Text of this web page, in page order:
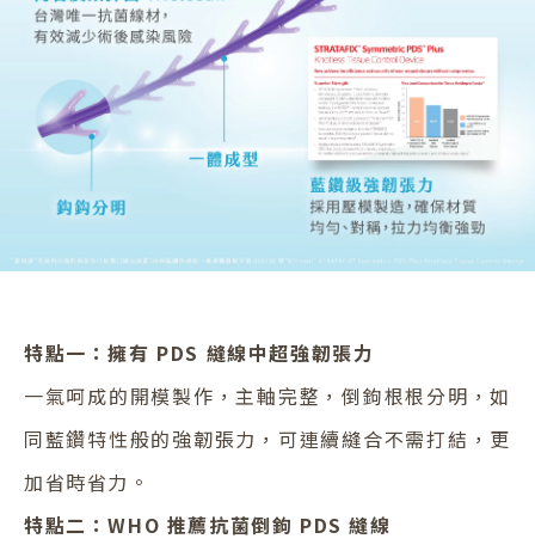
特點一：擁有 PDS 縫線中超強韌張力
一氣呵成的開模製作，主軸完整，倒鉤根根分明，如
同藍鑽特性般的強韌張力，可連續縫合不需打結，更
加省時省力。
特點二：WHO 推薦抗菌倒鉤 PDS 縫線